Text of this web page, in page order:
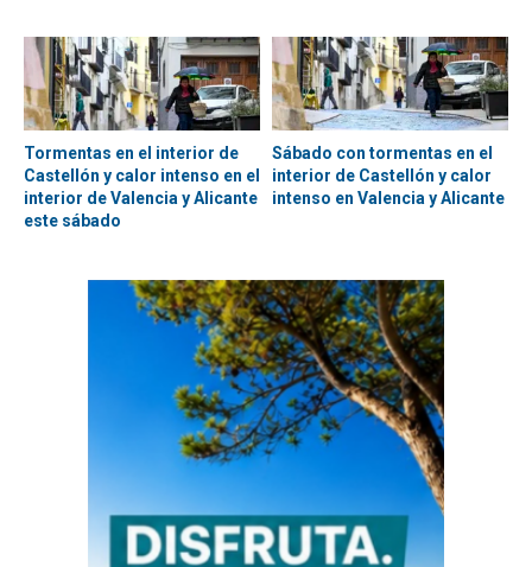
Tormentas en el interior de
Castellón y calor intenso en el
interior de Valencia y Alicante
este sábado
Sábado con tormentas en el
interior de Castellón y calor
intenso en Valencia y Alicante